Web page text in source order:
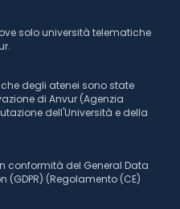
solo università telematiche
degli atenei sono state
di Anvur (Agenzia
dell'Università e della
conformità del General Data
(GDPR) (Regolamento (CE)